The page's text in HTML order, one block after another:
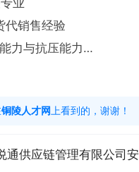
业
代销售经验
力与抗压能力
先
12:00，13:30-18:00
铜陵人才网 上看到的，谢谢！